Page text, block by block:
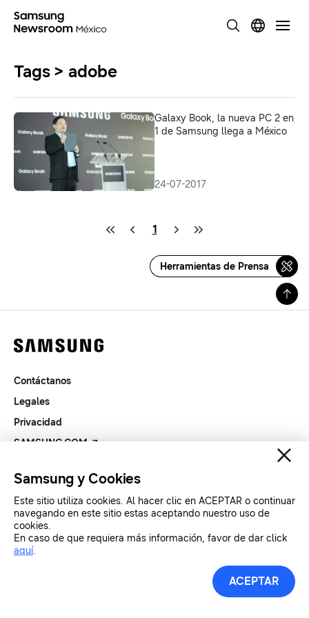
Tags > adobe
Galaxy Book, la nueva PC 2 en
1 de Samsung llega a México
24-07-2017
1
Herramientas de Prensa
Contáctanos
Legales
Privacidad
SAMSUNG.COM
Copyright© SAMSUNG All Rights Reserved.
Samsung y Cookies
Este sitio utiliza cookies. Al hacer clic en ACEPTAR o continuar
navegando en este sitio estas aceptando nuestro uso de
cookies.
En caso de que requiera más información, favor de dar click
aquí.
ACEPTAR